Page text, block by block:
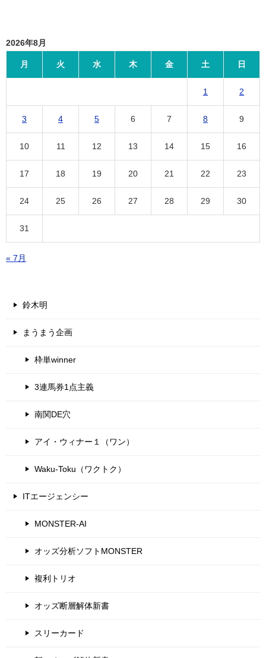
2026年8月
月 火 水 木 金 土 日
1 2
3 4 5 6 7 8 9
10 11 12 13 14 15 16
17 18 19 20 21 22 23
24 25 26 27 28 29 30
31
« 7月
鈴木明
まうまう企画
枠単winner
3連馬券1点主義
南関DE穴
アイ・ウィナー１（ワン）
Waku-Toku（ワクトク）
ITエージェンシー
MONSTER-AI
オッズ分析ソフトMONSTER
複利トリオ
オッズ断層解体新書
スリーカード